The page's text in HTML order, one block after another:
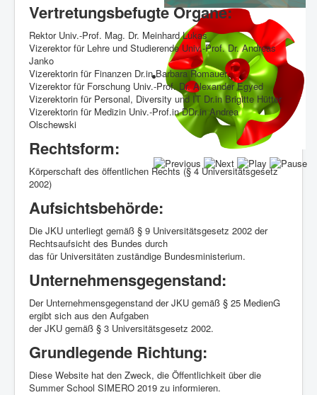
Vertretungsbefugte Organe:
Rektor Univ.-Prof. Mag. Dr. Meinhard Lukas
Vizerektor für Lehre und Studierende Univ.-Prof. Dr. Andreas
Janko
Vizerektorin für Finanzen Dr.in Barbara Romauer
Vizerektor für Forschung Univ.-Prof. Dr. Alexander Egyed
Vizerektorin für Personal, Diversity und IT Dr.in Brigitte Hütter
Vizerektorin für Medizin Univ.-Prof.in DDr.in Andrea
Olschewski
Rechtsform:
Körperschaft des öffentlichen Rechts (§ 4 Universitätsgesetz
2002)
Aufsichtsbehörde:
Die JKU unterliegt gemäß § 9 Universitätsgesetz 2002 der
Rechtsaufsicht des Bundes durch
das für Universitäten zuständige Bundesministerium.
Unternehmensgegenstand:
Der Unternehmensgegenstand der JKU gemäß § 25 MedienG
ergibt sich aus den Aufgaben
der JKU gemäß § 3 Universitätsgesetz 2002.
Grundlegende Richtung:
Diese Website hat den Zweck, die Öffentlichkeit über die
Summer School SIMERO 2019 zu informieren.